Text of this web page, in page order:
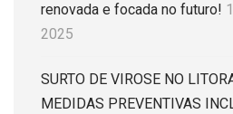
renovada e focada no futuro!
2025
SURTO DE VIROSE NO
MEDIDAS PREVENTIVAS